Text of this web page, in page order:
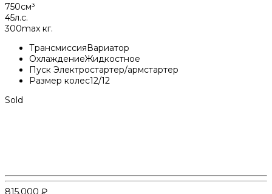
750см³
45л.с.
300max кг.
ТрансмиссияВариатор
ОхлаждениеЖидкостное
Пуск Электростартер/армстартер
Размер колес12/12
Sold
815.000 ₽